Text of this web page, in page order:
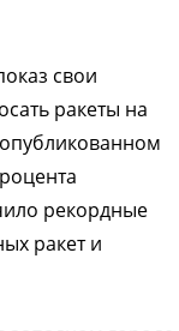
свои
ракеты на
рекордные
ракет и